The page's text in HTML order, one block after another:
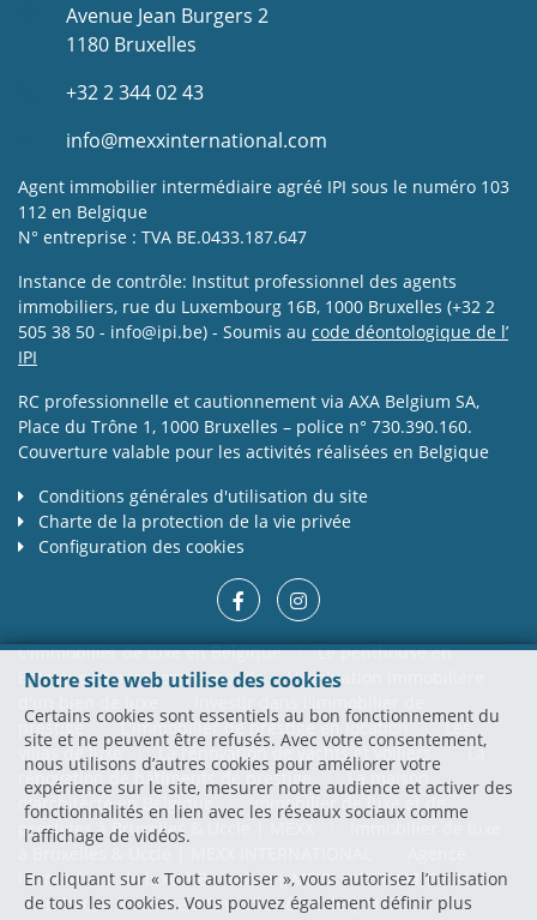
Notre site web utilise des cookies
Certains cookies sont essentiels au bon fonctionnement du
site et ne peuvent être refusés. Avec votre consentement,
nous utilisons d’autres cookies pour améliorer votre
expérience sur le site, mesurer notre audience et activer des
fonctionnalités en lien avec les réseaux sociaux comme
l’affichage de vidéos.
En cliquant sur « Tout autoriser », vous autorisez l’utilisation
de tous les cookies. Vous pouvez également définir plus
Avenue Jean Burgers 2
1180 Bruxelles
+32 2 344 02 43
info@mexxinternational.com
Agent immobilier intermédiaire agréé IPI sous le numéro 103
112 en Belgique
N° entreprise : TVA BE.0433.187.647
Instance de contrôle: Institut professionnel des agents
immobiliers, rue du Luxembourg 16B, 1000 Bruxelles (+32 2
505 38 50 - info@ipi.be) - Soumis au code déontologique de l’
IPI
RC professionnelle et cautionnement via AXA Belgium SA,
Place du Trône 1, 1000 Bruxelles – police n° 730.390.160.
Couverture valable pour les activités réalisées en Belgique
Conditions générales d'utilisation du site
Charte de la protection de la vie privée
Configuration des cookies
L'immobilier de luxe en Belgique | Le penthouse en
Belgique et à travers le monde
L'évaluation immobilière
prestige | L'immobilier de prestige en location | Les
villas de luxe | La rénovation de yachts et voiliers | La
rénovation de bâtiments de prestige | La maison
d'architecte en Belgique
Immobilier de luxe et de
prestiges à Bruxelles & Uccle | MEXX
à Bruxelles & Uccle | MEXX INTERNATIONAL
immobilière de luxe à Bruxelles | MEXX INTERNATIONAL |
Penthouse à vendre à Bruxelles & Uccle | MEXX